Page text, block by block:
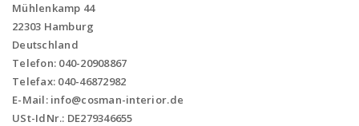
Mühlenkamp 44
22303 Hamburg
Deutschland
Telefon: 040-20908867
Telefax: 040-46872982
E-Mail: info@cosman-interior.de
USt-IdNr.: DE279346655